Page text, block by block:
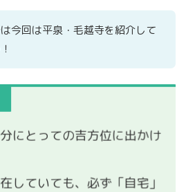
今回は平泉・毛越寺を紹介して
にとっての吉方位に出かけ
していても、必ず「自宅」